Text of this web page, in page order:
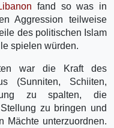
fand so was in
Aggression teilweise
des politischen Islam
spielen würden.
war die Kraft des
(Sunniten, Schiiten,
zu spalten, die
zu bringen und
Mächte unterzuordnen.